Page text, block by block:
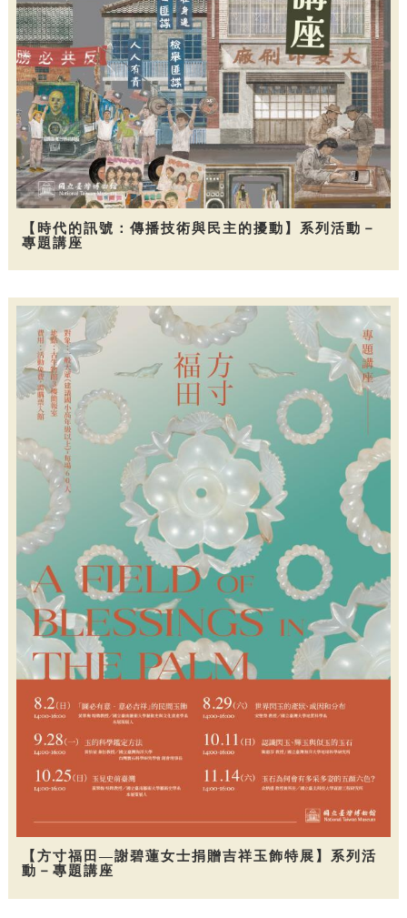
【時代的訊號：傳播技術與民主的擾動】系列活動－
專題講座
【方寸福田—謝碧蓮女士捐贈吉祥玉飾特展】系列活
動－專題講座